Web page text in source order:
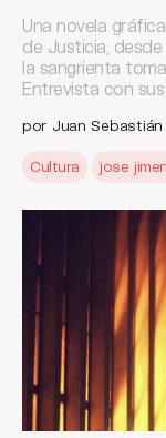
Una novela
de Justicia,
la sangrienta
Entrevista con
por Juan Sebastián
Cultura jose